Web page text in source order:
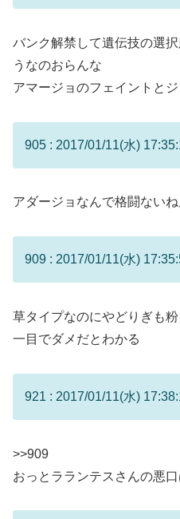
バンク解禁して遺伝技の選
うなのおらんな
アマージョのフェイントと
905 : 2017/01/11(水)
アダージョなんで格闘ないね
909 : 2017/01/11(水)
草タイプなのにやどりぎも
一目でダメだとわかる
921 : 2017/01/11(水)
>>909
おっとラランテスさんの悪